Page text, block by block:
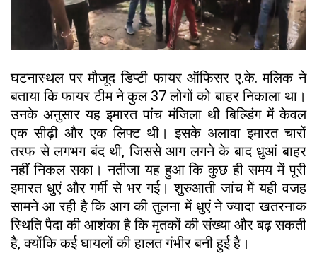
घटनास्थल पर मौजूद डिप्टी फायर ऑफिसर ए.के. मलिक ने
बताया कि फायर टीम ने कुल 37 लोगों को बाहर निकाला था।
उनके अनुसार यह इमारत पांच मंजिला थी बिल्डिंग में केवल
एक सीढ़ी और एक लिफ्ट थी। इसके अलावा इमारत चारों
तरफ से लगभग बंद थी, जिससे आग लगने के बाद धुआं बाहर
नहीं निकल सका। नतीजा यह हुआ कि कुछ ही समय में पूरी
इमारत धुएं और गर्मी से भर गई। शुरुआती जांच में यही वजह
सामने आ रही है कि आग की तुलना में धुएं ने ज्यादा खतरनाक
स्थिति पैदा की आशंका है कि मृतकों की संख्या और बढ़ सकती
है, क्योंकि कई घायलों की हालत गंभीर बनी हुई है।